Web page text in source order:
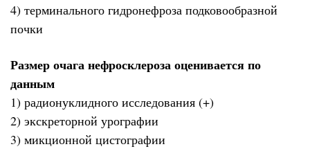
4) терминального гидронефроза подковообразной
почки
Размер очага нефросклероза оценивается по
данным
1) радионуклидного исследования (+)
2) экскреторной урографии
3) микционной цистографии